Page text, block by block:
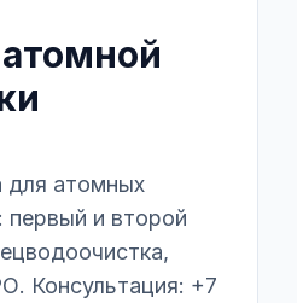
для атомных
первый и второй
Консультация: +7